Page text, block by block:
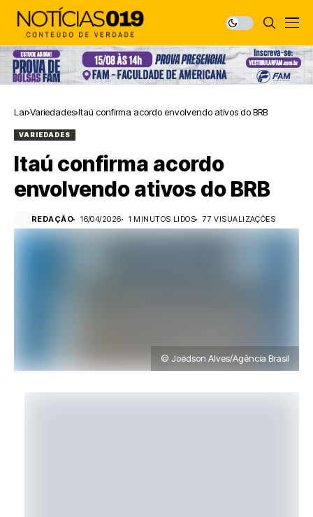
Lar Variedades Itaú confirma acordo envolvendo ativos do BRB
VARIEDADES
Itaú confirma acordo
envolvendo ativos do BRB
REDAÇÃO 16/04/2026 1 MINUTOS LIDOS 77 VISUALIZAÇÕES
© Joédson Alves/Agência Brasil